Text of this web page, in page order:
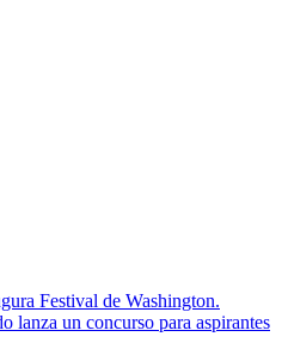
Festival de Washington.
lanza un concurso para aspirantes